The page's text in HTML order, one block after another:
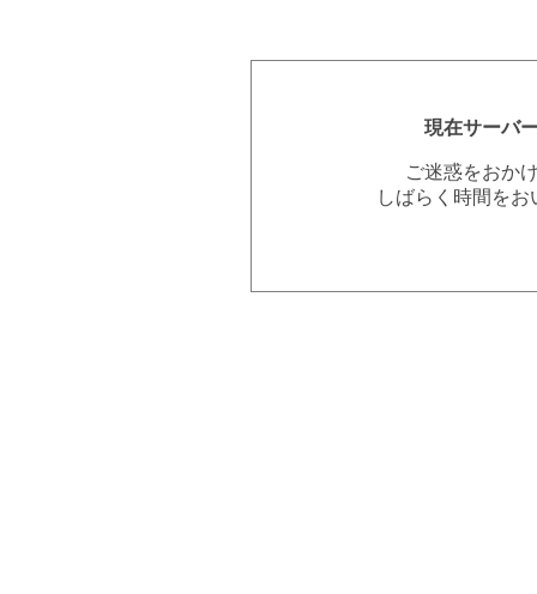
現在サーバ
ご迷惑をおか
しばらく時間を